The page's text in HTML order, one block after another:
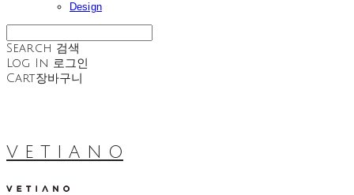
Design
Search 검색
Log In 로그인
Cart장바구니
V E T I A N O